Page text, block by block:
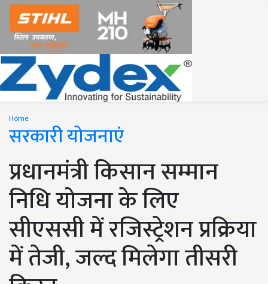
Home
सरकारी योजनाएं
प्रधानमंत्री किसान सम्मान
निधि योजना के लिए
सीएससी में रजिस्ट्रेशन प्रक्रिया
में तेजी, जल्द मिलेगा तीसरी